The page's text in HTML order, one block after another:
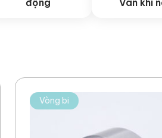
động
Van khí
Vòng bi